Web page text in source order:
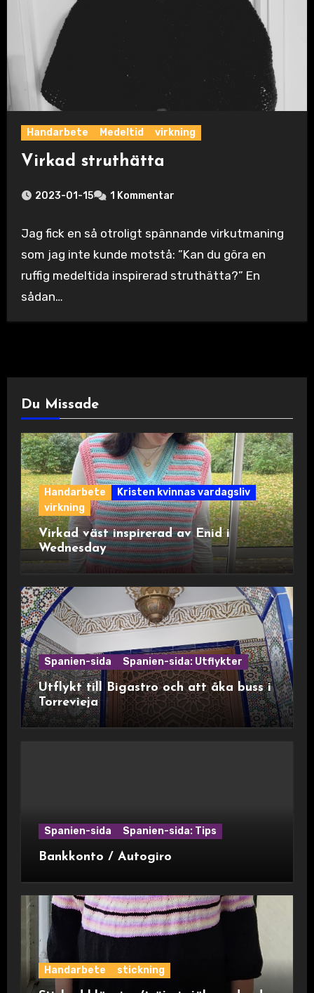
Handarbete Medeltid virkning
Virkad struthätta
2023-01-15 1 Kommentar
Jag fick en så otroligt spännande virkutmaning
som jag inte kunde motstå: ”Kan du göra en
ruffig medeltida inspirerad struthätta?” En
sådan…
Du Missade
Handarbete
Kristen kvinnas vardagsliv
virkning
Virkad väst inspirerad av Enid i
Wednesday
Spanien-sida Spanien-sida: Utflykter
Utflykt till Bigastro och att åka buss i
Torrevieja
Spanien-sida Spanien-sida: Tips
Bankkonto / Autogiro
Handarbete stickning